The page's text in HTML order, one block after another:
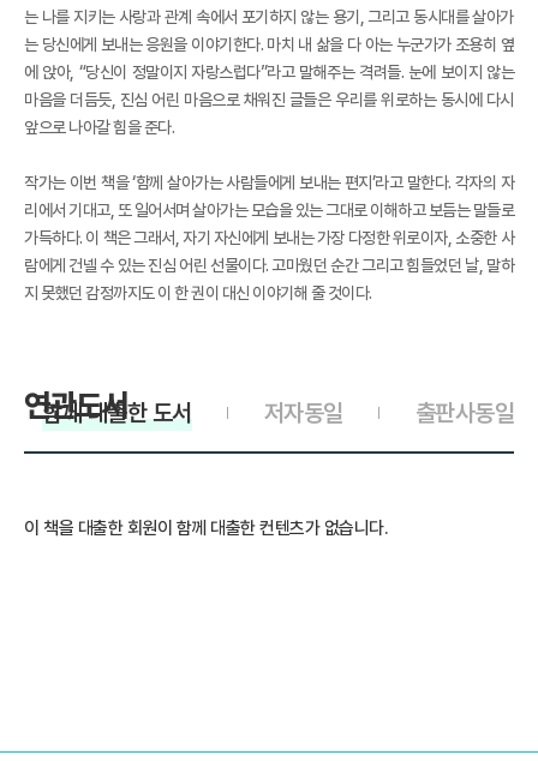
는 나를 지키는 사랑과 관계 속에서 포기하지 않는 용기, 그리고 동시대를 살아가
는 당신에게 보내는 응원을 이야기한다. 마치 내 삶을 다 아는 누군가가 조용히 옆
에 앉아, “당신이 정말이지 자랑스럽다”라고 말해주는 격려들. 눈에 보이지 않는
마음을 더듬듯, 진심 어린 마음으로 채워진 글들은 우리를 위로하는 동시에 다시
앞으로 나아갈 힘을 준다.
작가는 이번 책을 ‘함께 살아가는 사람들에게 보내는 편지’라고 말한다. 각자의 자
리에서 기대고, 또 일어서며 살아가는 모습을 있는 그대로 이해하고 보듬는 말들로
가득하다. 이 책은 그래서, 자기 자신에게 보내는 가장 다정한 위로이자, 소중한 사
람에게 건넬 수 있는 진심 어린 선물이다. 고마웠던 순간 그리고 힘들었던 날, 말하
지 못했던 감정까지도 이 한 권이 대신 이야기해 줄 것이다.
연관도서 출판사동일
저자동일
함께 대출한 도서
이 책을 대출한 회원이 함께 대출한 컨텐츠가 없습니다.